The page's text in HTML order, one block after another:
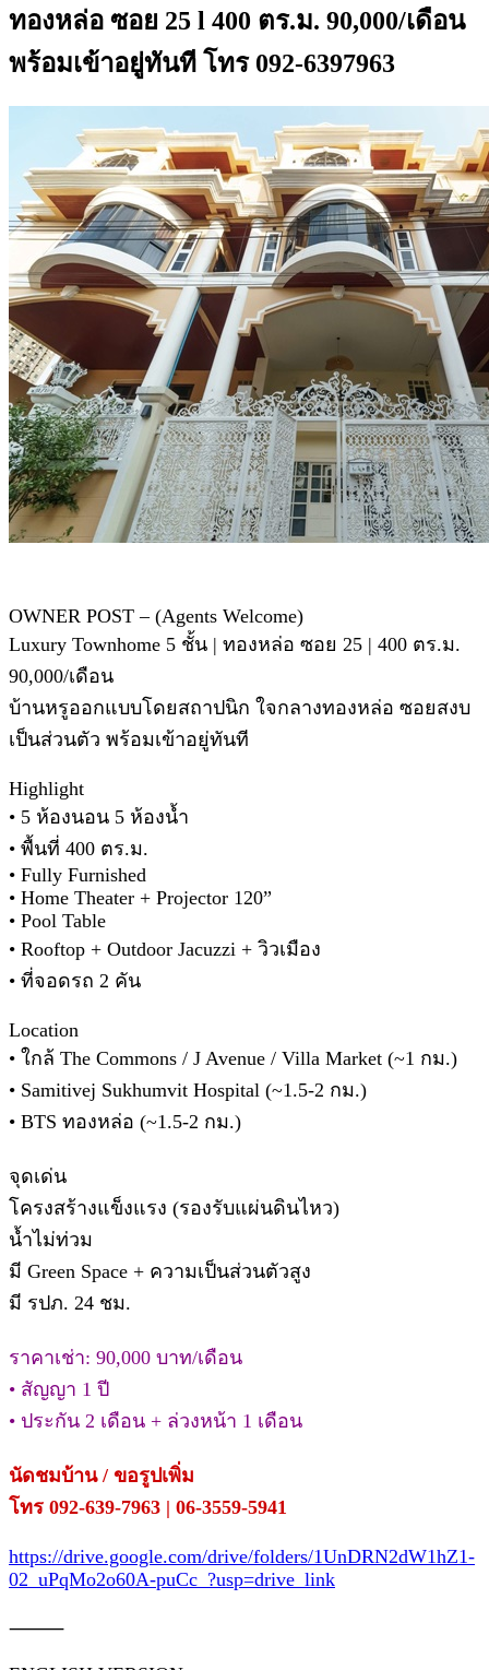
ทองหล่อ ซอย 25 l 400 ตร.ม. 90,000/เดือน
พร้อมเข้าอยู่ทันที โทร 092-6397963
OWNER POST – (Agents Welcome)
Luxury Townhome 5 ชั้น | ทองหล่อ ซอย 25 | 400 ตร.ม.
90,000/เดือน
บ้านหรูออกแบบโดยสถาปนิก ใจกลางทองหล่อ ซอยสงบ
เป็นส่วนตัว พร้อมเข้าอยู่ทันที
Highlight
• 5 ห้องนอน 5 ห้องน้ำ
• พื้นที่ 400 ตร.ม.
• Fully Furnished
• Home Theater + Projector 120”
• Pool Table
• Rooftop + Outdoor Jacuzzi + วิวเมือง
• ที่จอดรถ 2 คัน
Location
• ใกล้ The Commons / J Avenue / Villa Market (~1 กม.)
• Samitivej Sukhumvit Hospital (~1.5-2 กม.)
• BTS ทองหล่อ (~1.5-2 กม.)
จุดเด่น
โครงสร้างแข็งแรง (รองรับแผ่นดินไหว)
น้ำไม่ท่วม
มี Green Space + ความเป็นส่วนตัวสูง
มี รปภ. 24 ชม.
ราคาเช่า: 90,000 บาท/เดือน
• สัญญา 1 ปี
• ประกัน 2 เดือน + ล่วงหน้า 1 เดือน
นัดชมบ้าน / ขอรูปเพิ่ม
โทร 092-639-7963 | 06-3559-5941
https://drive.google.com/drive/folders/1UnDRN2dW1hZ1-
02_uPqMo2o60A-puCc_?usp=drive_link
⸻